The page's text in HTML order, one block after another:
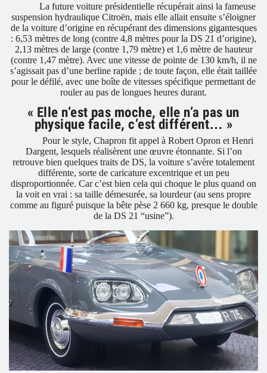
La future voiture présidentielle récupérait ainsi la fameuse
suspension hydraulique Citroën, mais elle allait ensuite s’éloigner
de la voiture d’origine en récupérant des dimensions gigantesques
: 6,53 mètres de long (contre 4,8 mètres pour la DS 21 d’origine),
2,13 mètres de large (contre 1,79 mètre) et 1,6 mètre de hauteur
(contre 1,47 mètre). Avec une vitesse de pointe de 130 km/h, il ne
s’agissait pas d’une berline rapide ; de toute façon, elle était taillée
pour le défilé, avec une boîte de vitesses spécifique permettant de
rouler au pas de longues heures durant.
« Elle n’est pas moche, elle n’a pas un
physique facile, c’est différent… »
Pour le style, Chapron fit appel à Robert Opron et Henri
Dargent, lesquels réalisèrent une œuvre étonnante. Si l’on
retrouve bien quelques traits de DS, la voiture s’avère totalement
différente, sorte de caricature excentrique et un peu
disproportionnée. Car c’est bien cela qui choque le plus quand on
la voit en vrai : sa taille démesurée, sa lourdeur (au sens propre
comme au figuré puisque la bête pèse 2 660 kg, presque le double
de la DS 21 “usine”).